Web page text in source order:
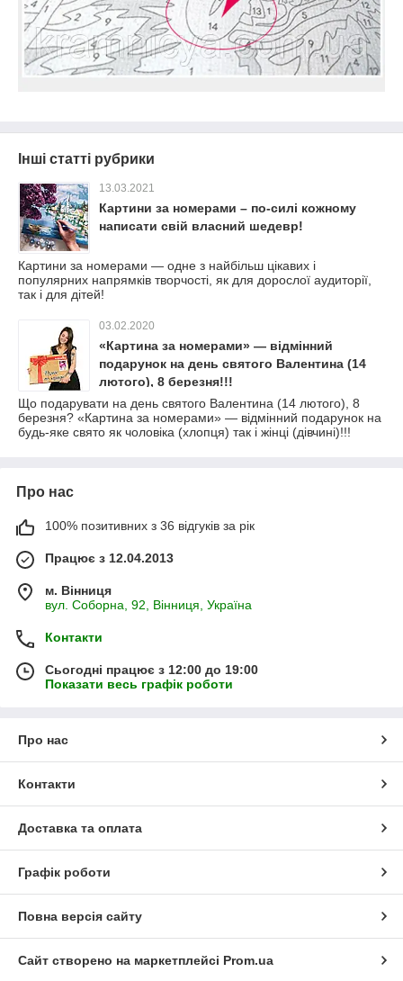
Інші статті рубрики
13.03.2021
Картини за номерами – по-силі кожному
написати свій власний шедевр!
Картини за номерами — одне з найбільш цікавих і
популярних напрямків творчості, як для дорослої аудиторії,
так і для дітей!
03.02.2020
«Картина за номерами» — відмінний
подарунок на день святого Валентина (14
лютого), 8 березня!!!
Що подарувати на день святого Валентина (14 лютого), 8
березня? «Картина за номерами» — відмінний подарунок на
будь-яке свято як чоловіка (хлопця) так і жінці (дівчині)!!!
Про нас
100% позитивних з 36 відгуків за рік
Працює з 12.04.2013
м. Вінниця
вул. Соборна, 92, Вінниця, Україна
Контакти
Сьогодні працює з 12:00 до 19:00
Показати весь графік роботи
Про нас
Контакти
Доставка та оплата
Графік роботи
Повна версія сайту
Сайт створено на маркетплейсі Prom.ua